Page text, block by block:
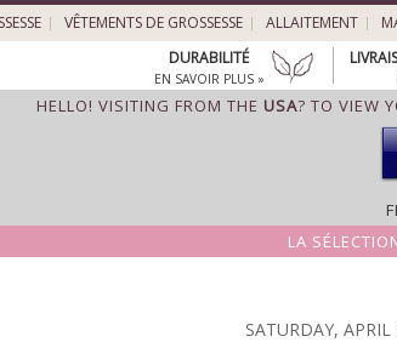
VÊTEMENTS DE GROSSESSE ALLAITEMENT
DURABILITÉ
EN SAVOIR PLUS »
HELLO! VISITING FROM THE USA? TO VIEW
LA
SATURDAY,